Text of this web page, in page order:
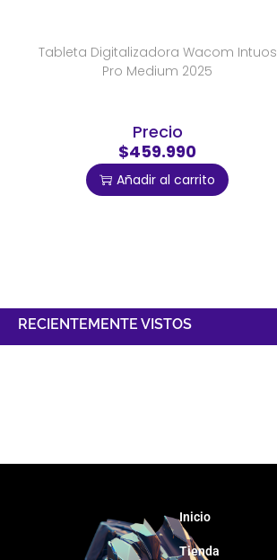
Tableta Digitalizadora Wacom Intuos
Pro Medium 2025
Precio
$459.990
Añadir al carrito
RECIENTEMENTE VISTOS
Inicio
Tienda